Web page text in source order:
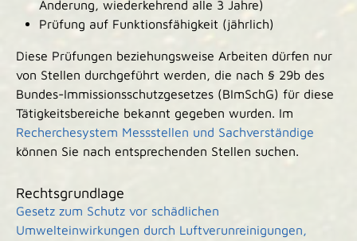
Änderung, wiederkehrend alle 3 Jahre)
Prüfung auf Funktionsfähigkeit (jährlich)
Diese Prüfungen beziehungsweise Arbeiten dürfen nur
von Stellen durchgeführt werden, die nach § 29b des
Bundes-Immissionsschutzgesetzes (BImSchG) für diese
Tätigkeitsbereiche bekannt gegeben wurden. Im
Recherchesystem Messstellen und Sachverständige
können Sie nach entsprechenden Stellen suchen.
Rechtsgrundlage
Gesetz zum Schutz vor schädlichen
Umwelteinwirkungen durch Luftverunreinigungen,